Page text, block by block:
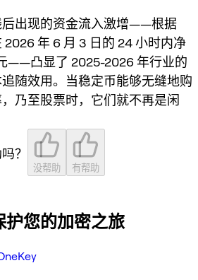
后出现的资金流入激增——根据
2026 年 6 月 3 日的 24 小时内净
——凸显了 2025-2026 年行业的
随效用。当稳定币能够无缝地购
乃至股票时，它们就不再是闲
？
没帮助 有帮助
护您的加密之旅